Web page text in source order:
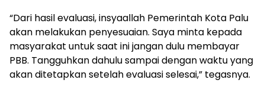
“Dari hasil evaluasi, insyaallah Pemerintah Kota Palu
akan melakukan penyesuaian. Saya minta kepada
masyarakat untuk saat ini jangan dulu membayar
PBB. Tangguhkan dahulu sampai dengan waktu yang
akan ditetapkan setelah evaluasi selesai,” tegasnya.